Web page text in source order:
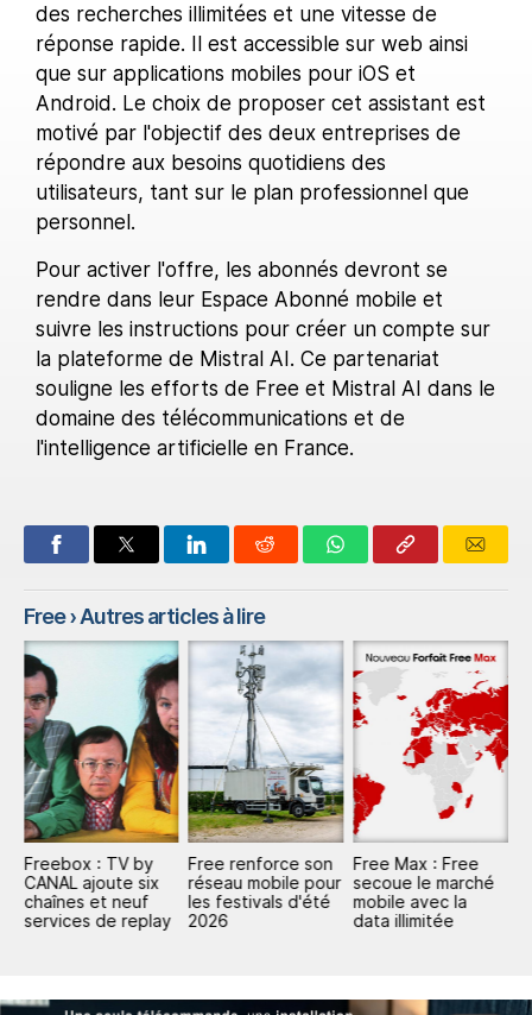
des recherches illimitées et une vitesse de
réponse rapide. Il est accessible sur web ainsi
que sur applications mobiles pour iOS et
Android. Le choix de proposer cet assistant est
motivé par l'objectif des deux entreprises de
répondre aux besoins quotidiens des
utilisateurs, tant sur le plan professionnel que
personnel.
Pour activer l'offre, les abonnés devront se
rendre dans leur Espace Abonné mobile et
suivre les instructions pour créer un compte sur
la plateforme de Mistral AI. Ce partenariat
souligne les efforts de Free et Mistral AI dans le
domaine des télécommunications et de
l'intelligence artificielle en France.
Free› Autres articles à lire
Freebox : TV by
CANAL ajoute six
chaînes et neuf
services de replay
Free renforce son
réseau mobile pour
les festivals d'été
2026
Free Max : Free
secoue le marché
mobile avec la
data illimitée